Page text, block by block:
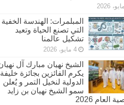
المبلمرات: الهندسة الخفية
التي تصنع الحياة وتعيد
تشكيل عالمنا
4 مايو، 2026
الشيخ نهيان مبارك آل
يكرم الفائزين بجائزة خليفة
الدولية لنخيل التمر و يُعلن
سمو الشيخ نهيان بن زايد
العام 2026